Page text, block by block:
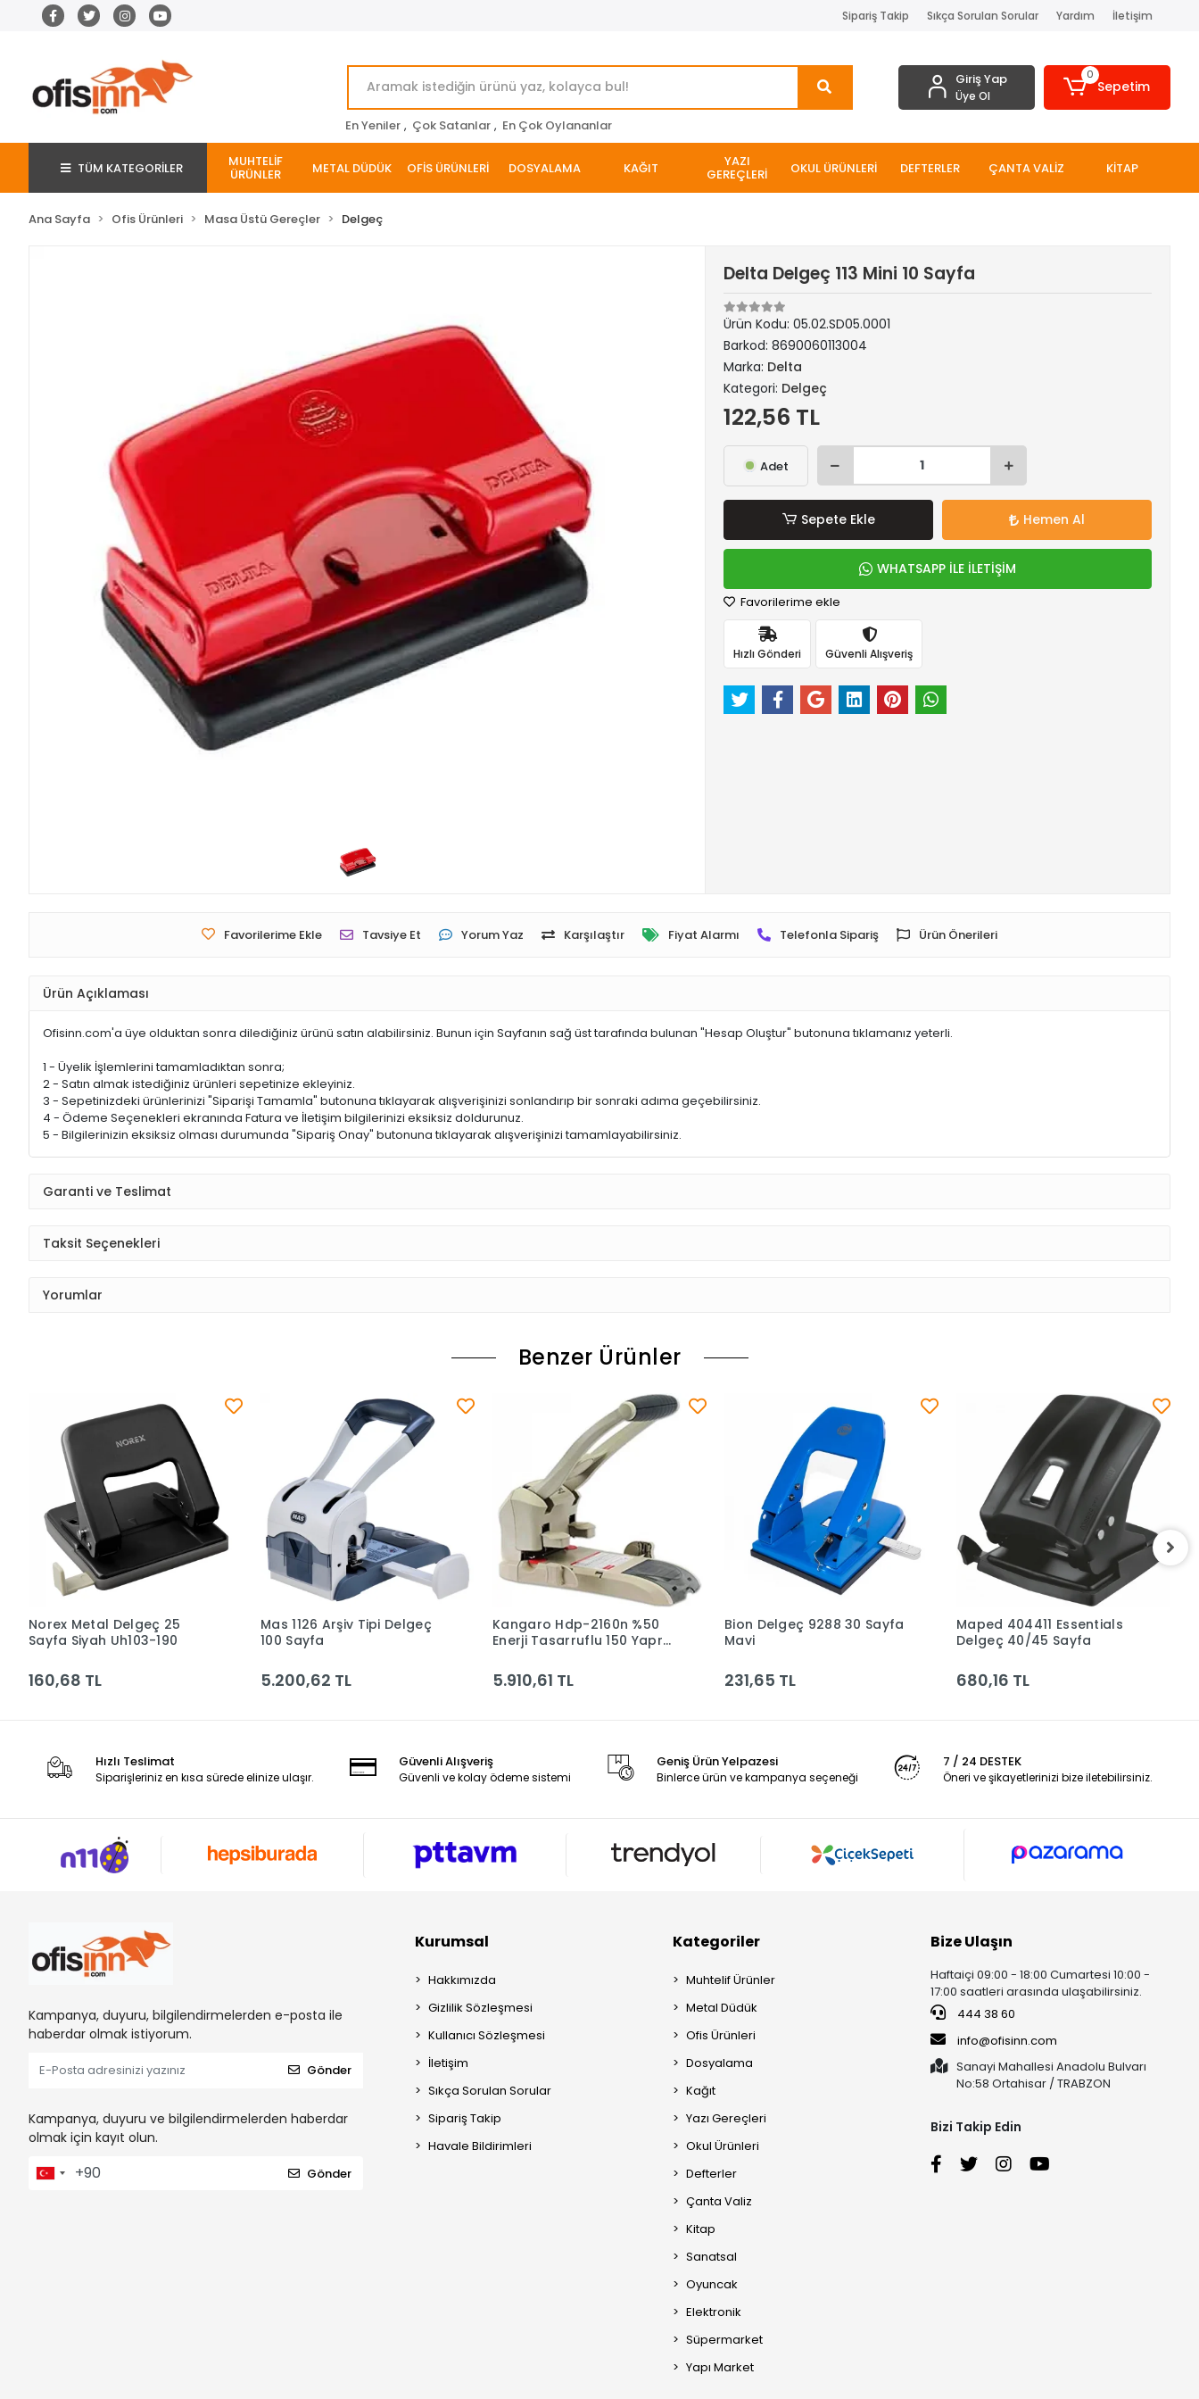
Sipariş Takip Sıkça Sorulan Sorular Yardım İletişim
En Yeniler , Çok Satanlar , En Çok Oylananlar
Giriş Yap
Üye Ol
0
Sepetim
TÜM KATEGORİLER MUHTELİF
ÜRÜNLER METAL DÜDÜK OFİS ÜRÜNLERİ DOSYALAMA KAĞIT YAZI
GEREÇLERİ OKUL ÜRÜNLERİ DEFTERLER ÇANTA VALİZ KİTAP
Ana Sayfa Ofis Ürünleri Masa Üstü Gereçler Delgeç
Delta Delgeç 113 Mini 10 Sayfa
Ürün Kodu:05.02.SD05.0001
Barkod:8690060113004
Marka: Delta
Kategori: Delgeç
122,56 TL
Adet
Sepete Ekle Hemen Al
WHATSAPP İLE İLETİŞİM
Favorilerime ekle
Hızlı Gönderi Güvenli Alışveriş
Favorilerime Ekle Tavsiye Et Yorum Yaz Karşılaştır Fiyat Alarmı Telefonla Sipariş Ürün Önerileri
Ürün Açıklaması
Ofisinn.com'a üye olduktan sonra dilediğiniz ürünü satın alabilirsiniz. Bunun için Sayfanın sağ üst tarafında bulunan "Hesap Oluştur" butonuna tıklamanız yeterli.
1 - Üyelik İşlemlerini tamamladıktan sonra;
2 - Satın almak istediğiniz ürünleri sepetinize ekleyiniz.
3 - Sepetinizdeki ürünlerinizi "Siparişi Tamamla" butonuna tıklayarak alışverişinizi sonlandırıp bir sonraki adıma geçebilirsiniz.
4 - Ödeme Seçenekleri ekranında Fatura ve İletişim bilgilerinizi eksiksiz doldurunuz.
5 - Bilgilerinizin eksiksiz olması durumunda "Sipariş Onay" butonuna tıklayarak alışverişinizi tamamlayabilirsiniz.
Garanti ve Teslimat
Taksit Seçenekleri
Yorumlar
Benzer Ürünler
Sepete Ekle
Norex Metal Delgeç 25
Sayfa Siyah Uh103-190
160,68 TL
Sepete Ekle
Mas 1126 Arşiv Tipi Delgeç
100 Sayfa
5.200,62 TL
Sepete Ekle
Kangaro Hdp-2160n %50
Enerji Tasarruflu 150 Yaprak
G
5.910,61 TL
Sepete Ekle
Bion Delgeç 9288 30 Sayfa
Mavi
231,65 TL
Sepete Ekle
Maped 404411 Essentials
Delgeç 40/45 Sayfa
680,16 TL
Hızlı Teslimat
Siparişleriniz en kısa sürede elinize ulaşır.
Güvenli Alışveriş
Güvenli ve kolay ödeme sistemi
Geniş Ürün Yelpazesi
Binlerce ürün ve kampanya seçeneği
7 / 24 DESTEK
Öneri ve şikayetlerinizi bize iletebilirsiniz.
Kampanya, duyuru, bilgilendirmelerden e-posta ile
haberdar olmak istiyorum.
Gönder
Kampanya, duyuru ve bilgilendirmelerden haberdar
olmak için kayıt olun.
Gönder
Kurumsal
Hakkımızda
Gizlilik Sözleşmesi
Kullanıcı Sözleşmesi
İletişim
Sıkça Sorulan Sorular
Sipariş Takip
Havale Bildirimleri
Kategoriler
Muhtelif Ürünler
Metal Düdük
Ofis Ürünleri
Dosyalama
Kağıt
Yazı Gereçleri
Okul Ürünleri
Defterler
Çanta Valiz
Kitap
Sanatsal
Oyuncak
Elektronik
Süpermarket
Yapı Market
Bize Ulaşın
Haftaiçi 09:00 - 18:00 Cumartesi 10:00 -
17:00 saatleri arasında ulaşabilirsiniz.
444 38 60
info@ofisinn.com
Sanayi Mahallesi Anadolu Bulvarı
No:58 Ortahisar / TRABZON
Bizi Takip Edin